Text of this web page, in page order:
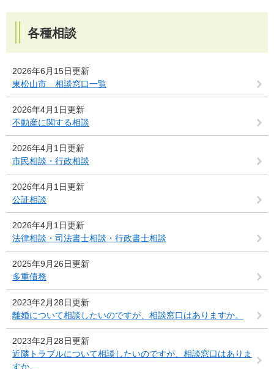
各種相談
2026年6月15日更新
東松山市 相談窓口一覧
2026年4月1日更新
不動産に関する相談
2026年4月1日更新
市民相談・行政相談
2026年4月1日更新
公証相談
2026年4月1日更新
法律相談・司法書士相談・行政書士相談
2025年9月26日更新
多重債務
2023年2月28日更新
離婚について相談したいのですが、相談窓口はありますか。
2023年2月28日更新
近隣トラブルについて相談したいのですが、相談窓口はありま
すか。